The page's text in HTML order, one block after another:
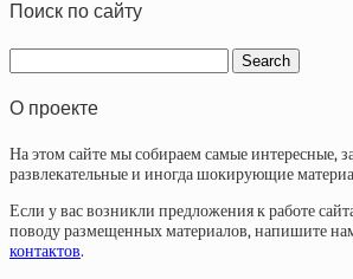
Поиск по сайту
О проекте
На этом сайте мы собираем самые интересные,
развлекательные и иногда шокирующие
Если у вас возникли предложения к работе
поводу размещенных материалов, напишите
контактов.